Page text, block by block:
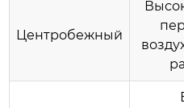
Центробежный